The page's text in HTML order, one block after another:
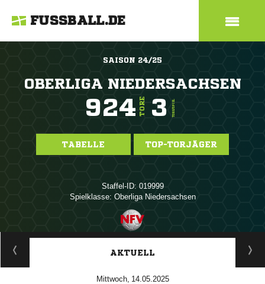
FUSSBALL.DE
SAISON 24/25
OBERLIGA NIEDERSACHSEN
924 TORE 3 TORE/SPIEL
TABELLE TOP-TORJÄGER
Staffel-ID: 019999
Spielklasse: Oberliga Niedersachsen
ANZEIGE
AKTUELL
 